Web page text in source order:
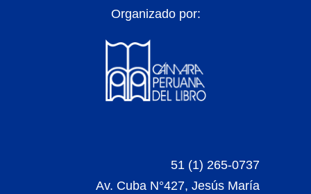
Organizado por:
51 (1) 265-0737
Av. Cuba N°427, Jesús María